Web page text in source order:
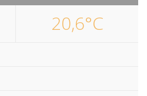
20,6°C